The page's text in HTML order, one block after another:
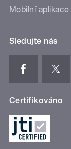
Mobilní aplikace
Sledujte nás
Certifikováno